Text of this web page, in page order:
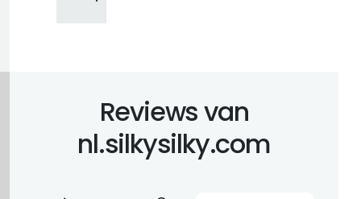
Reviews van
nl.silkysilky.com